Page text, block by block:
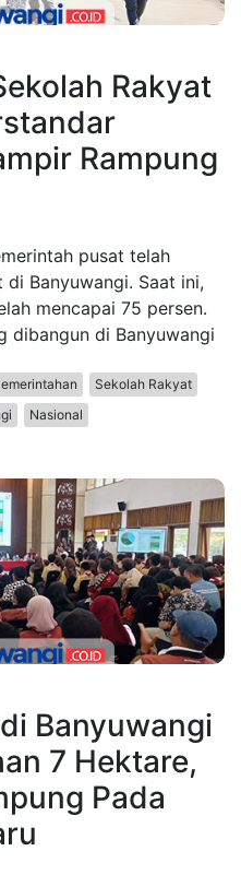
Rakyat
Rampung
pusat telah
di Banyuwangi. Saat ini,
mencapai 75 persen.
dibangun di Banyuwangi
Sekolah Rakyat
Nasional
Banyuwangi
7 Hektare,
Pada